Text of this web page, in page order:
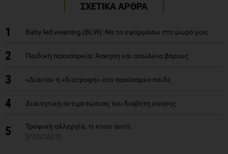
ΣΧΕΤΙΚΑ ΑΡΘΡΑ
1 Baby led weaning (BLW): Να το εφαρμόσω στο μωρό μου;
2 Παιδική παχυσαρκία: Άσκηση και απώλεια βάρους
3 «Δίαιτα» ή «διατροφή» στο παχύσαρκο παιδί;
4 Διαιτητική αντιμετώπιση του διαβήτη κύησης
5
Τροφική αλλεργία, τι είναι αυτό;
[PODCAST]